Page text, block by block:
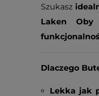
Szukasz
Laken
Dlaczego
Lekka jak